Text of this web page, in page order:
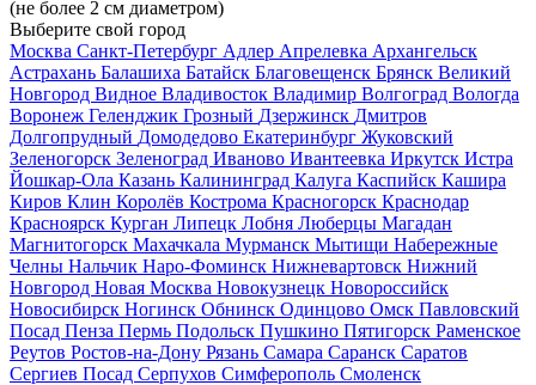
(не более 2 см диаметром)
Выберите свой город
Москва Санкт-Петербург Адлер Апрелевка Архангельск
Астрахань Балашиха Батайск Благовещенск Брянск Великий
Новгород Видное Владивосток Владимир Волгоград Вологда
Воронеж Геленджик Грозный Дзержинск Дмитров
Долгопрудный Домодедово Екатеринбург Жуковский
Зеленогорск Зеленоград Иваново Ивантеевка Иркутск Истра
Йошкар-Ола Казань Калининград Калуга Каспийск Кашира
Киров Клин Королёв Кострома Красногорск Краснодар
Красноярск Курган Липецк Лобня Люберцы Магадан
Магнитогорск Махачкала Мурманск Мытищи Набережные
Челны Нальчик Наро-Фоминск Нижневартовск Нижний
Новгород Новая Москва Новокузнецк Новороссийск
Новосибирск Ногинск Обнинск Одинцово Омск Павловский
Посад Пенза Пермь Подольск Пушкино Пятигорск Раменское
Реутов Ростов-на-Дону Рязань Самара Саранск Саратов
Сергиев Посад Серпухов Симферополь Смоленск